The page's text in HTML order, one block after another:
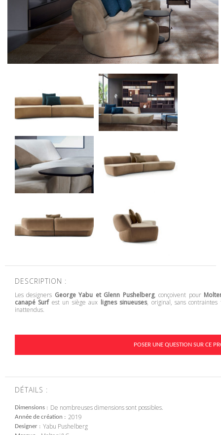
DESCRIPTION :
Les designers George Yabu et Glenn Pushelberg, conçoivent pour
canapé Surfest un siège aux lignes sinueuses, original, sans
inattendus.
POSER UNE QUESTION SUR CE
DÉTAILS :
Dimensions De nombreuses dimensions sont possibles.
Année de création 2019
Designer Yabu Pushelberg